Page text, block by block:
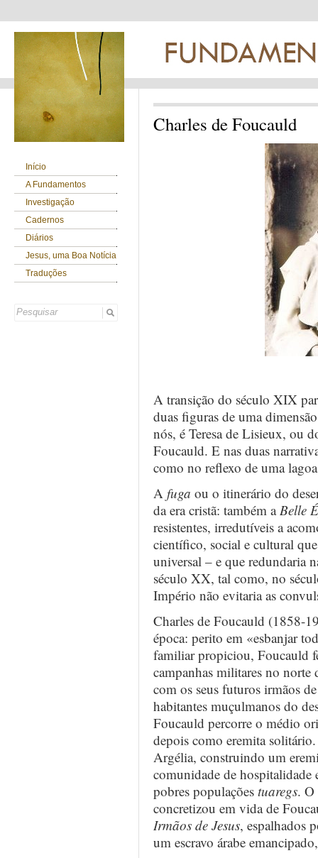
Início
A Fundamentos
Investigação
Cadernos
Diários
Jesus, uma Boa Notícia
Traduções
Charles de Foucauld
A transição do século XIX
duas figuras de uma
nós, é Teresa de Lisieux, ou
Foucauld. E nas duas
como no reflexo de uma
A fuga ou o itinerário do
da era cristã: também aBelle
resistentes, irredutíveis a
científico, social e cultural
universal – e que redundaria
século XX, tal como, no
Império não evitaria as
Charles de Foucauld (1858-
época: perito em «esbanjar
familiar propiciou, Foucauld
campanhas militares no
com os seus futuros irmãos
habitantes muçulmanos do
Foucauld percorre o médio
depois como eremita
Argélia, construindo um
comunidade de hospitalidade
pobres populações tuaregs. O
concretizou em vida de
Irmãos de Jesus, espalhados
um escravo árabe